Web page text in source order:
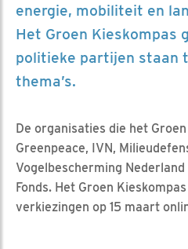
energie, mobiliteit en
Het Groen Kieskompas
politieke partijen staan
thema’s.
De organisaties die het
Greenpeace, IVN,
Vogelbescherming
Fonds. Het Groen
verkiezingen op 15 maart